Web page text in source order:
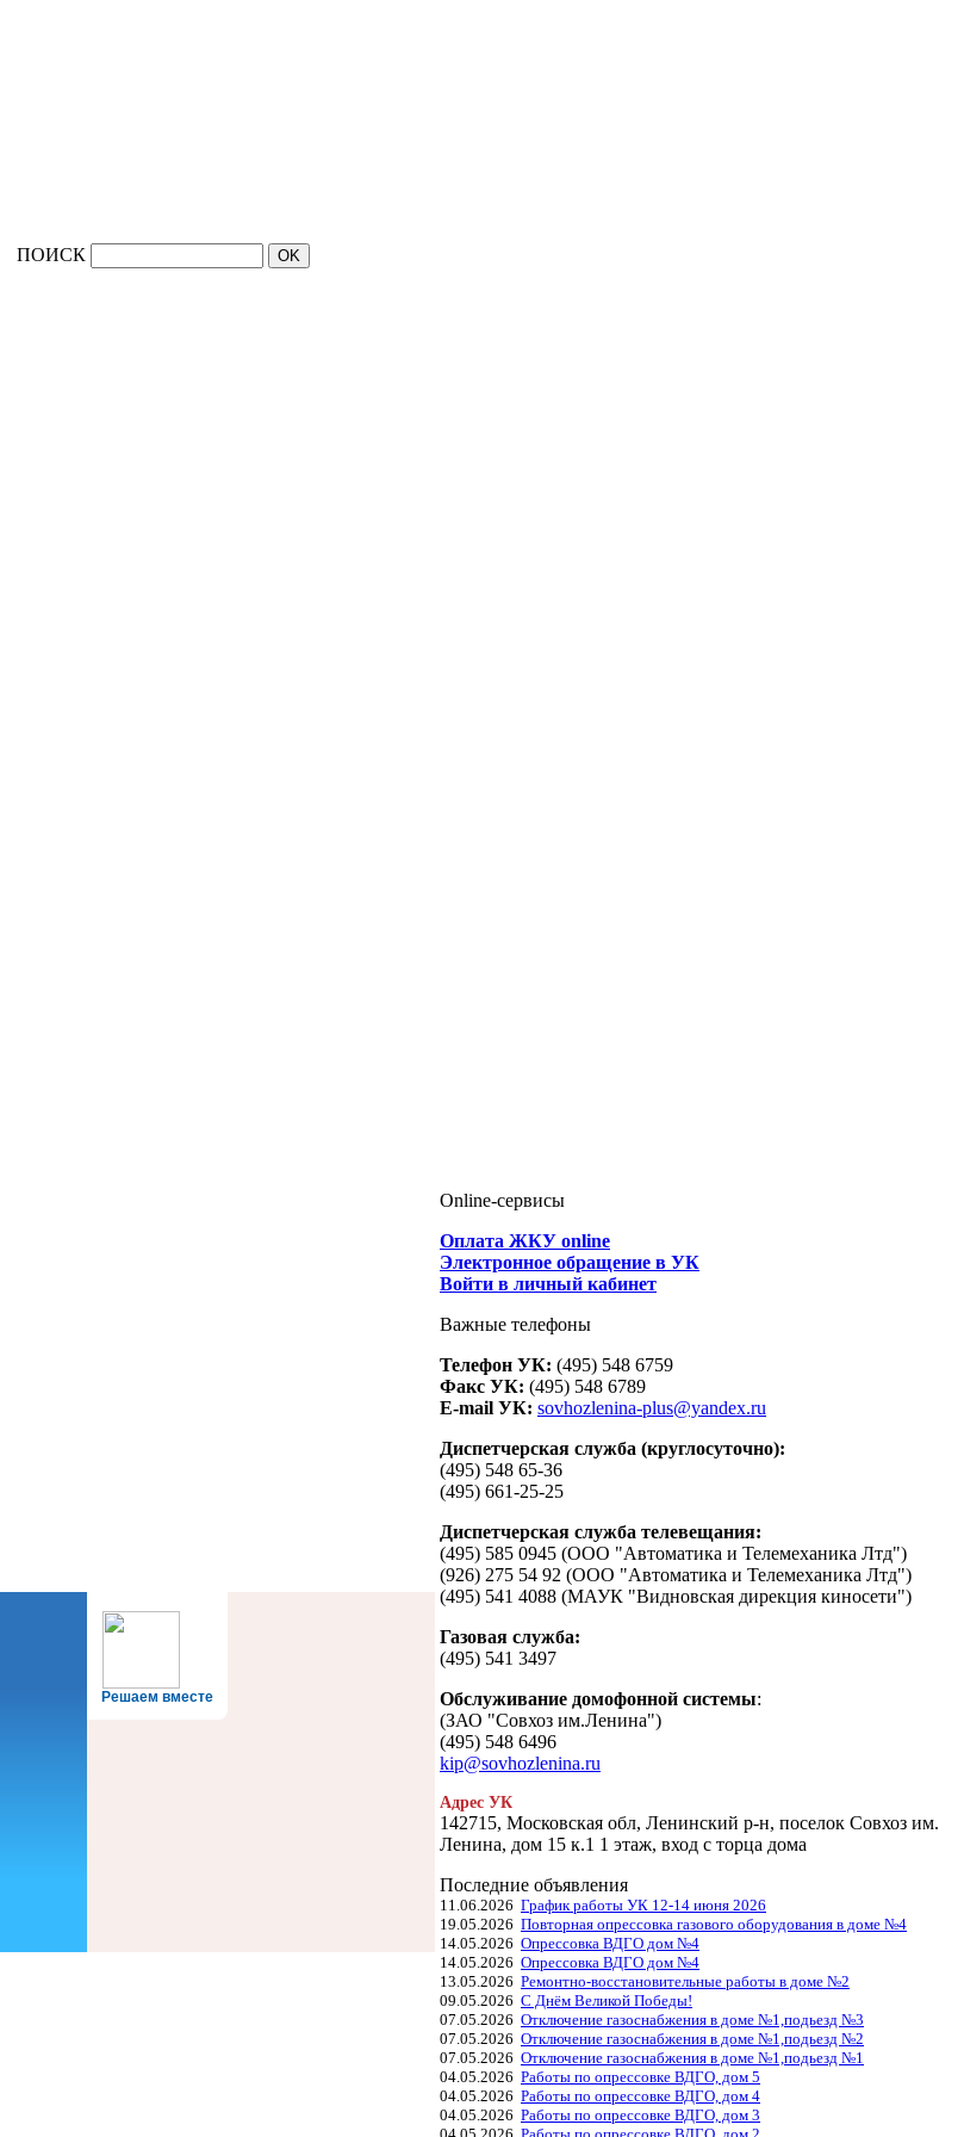
ПОИСК
Решаем вместе
Online-сервисы
Оплата ЖКУ online
Электронное обращение в УК
Войти в личный кабинет
Важные телефоны
Телефон УК: (495) 548 6759
Факс УК: (495) 548 6789
E-mail УК: sovhozlenina-plus@yandex.ru
Диспетчерская служба (круглосуточно):
(495) 548 65-36
(495) 661-25-25
Диспетчерская служба телевещания:
(495) 585 0945 (ООО "Автоматика и Телемеханика Лтд")
(926) 275 54 92 (ООО "Автоматика и Телемеханика Лтд")
(495) 541 4088 (МАУК "Видновская дирекция киносети")
Газовая служба:
(495) 541 3497
Обслуживание домофонной системы:
(ЗАО "Совхоз им.Ленина")
(495) 548 6496
kip@sovhozlenina.ru
Адрес УК
142715, Московская обл, Ленинский р-н, поселок Совхоз им.
Ленина, дом 15 к.1 1 этаж, вход с торца дома
Последние объявления
11.06.2026 График работы УК 12-14 июня 2026
19.05.2026 Повторная опрессовка газового оборудования в доме №4
14.05.2026 Опрессовка ВДГО дом №4
14.05.2026 Опрессовка ВДГО дом №4
13.05.2026 Ремонтно-восстановительные работы в доме №2
09.05.2026 С Днём Великой Победы!
07.05.2026 Отключение газоснабжения в доме №1,подьезд №3
07.05.2026 Отключение газоснабжения в доме №1,подьезд №2
07.05.2026 Отключение газоснабжения в доме №1,подьезд №1
04.05.2026 Работы по опрессовке ВДГО, дом 5
04.05.2026 Работы по опрессовке ВДГО, дом 4
04.05.2026 Работы по опрессовке ВДГО, дом 3